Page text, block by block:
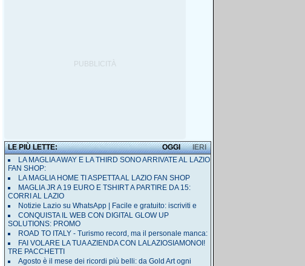
LE PIÙ LETTE: IERI
OGGI
LA MAGLIA AWAY E LA THIRD SONO ARRIVATE AL LAZIO
FAN SHOP:
LA MAGLIA HOME TI ASPETTA AL LAZIO FAN SHOP
MAGLIA JR A 19 EURO E TSHIRT A PARTIRE DA 15:
CORRI AL LAZIO
Notizie Lazio su WhatsApp | Facile e gratuito: iscriviti e
CONQUISTA IL WEB CON DIGITAL GLOW UP
SOLUTIONS: PROMO
ROAD TO ITALY - Turismo record, ma il personale manca:
FAI VOLARE LA TUA AZIENDA CON LALAZIOSIAMONOI!
TRE PACCHETTI
Agosto è il mese dei ricordi più belli: da Gold Art ogni